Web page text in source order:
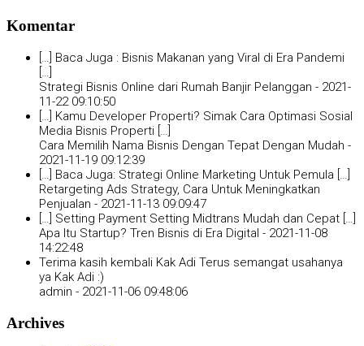
Komentar
[…] Baca Juga : Bisnis Makanan yang Viral di Era Pandemi
[…]
Strategi Bisnis Online dari Rumah Banjir Pelanggan - 2021-
11-22 09:10:50
[…] Kamu Developer Properti? Simak Cara Optimasi Sosial
Media Bisnis Properti […]
Cara Memilih Nama Bisnis Dengan Tepat Dengan Mudah -
2021-11-19 09:12:39
[…] Baca Juga: Strategi Online Marketing Untuk Pemula […]
Retargeting Ads Strategy, Cara Untuk Meningkatkan
Penjualan - 2021-11-13 09:09:47
[…] Setting Payment Setting Midtrans Mudah dan Cepat […]
Apa Itu Startup? Tren Bisnis di Era Digital - 2021-11-08
14:22:48
Terima kasih kembali Kak Adi Terus semangat usahanya
ya Kak Adi :)
admin - 2021-11-06 09:48:06
Archives